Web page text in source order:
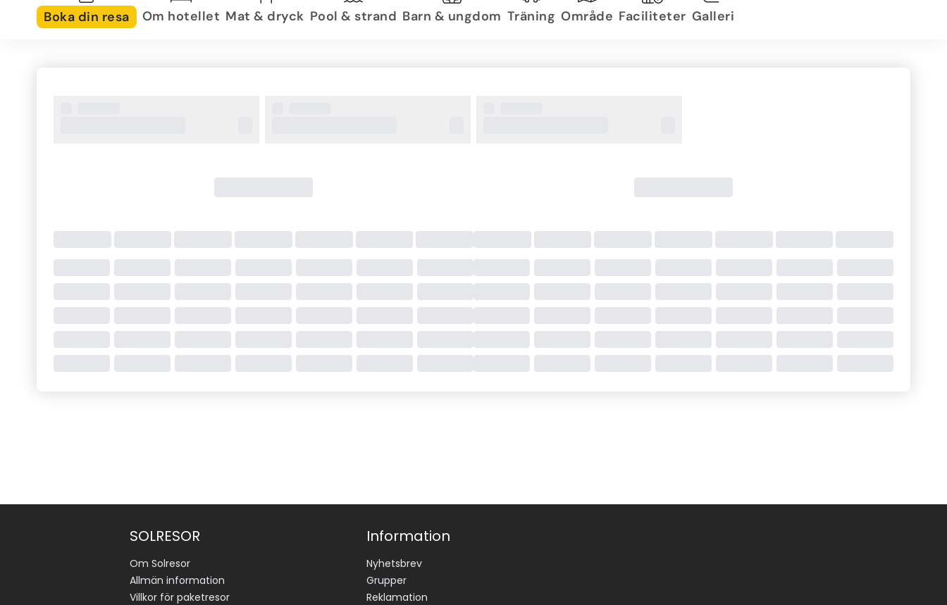
Boka din resa Om hotellet Mat & dryck Pool & strand Barn & ungdom Träning Område Faciliteter Galleri
SOLRESOR
Om Solresor
Allmän information
Villkor för paketresor
Information
Nyhetsbrev
Grupper
Reklamation